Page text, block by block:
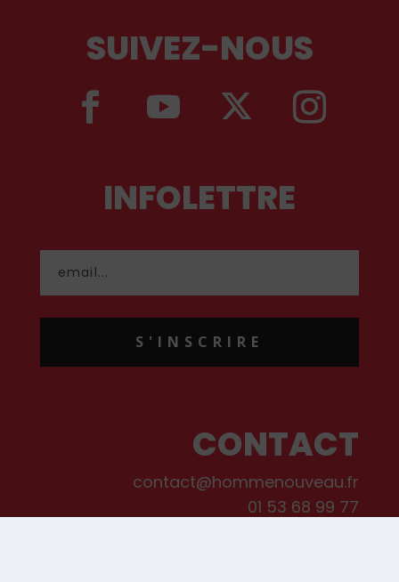
SUIVEZ-NOUS
INFOLETTRE
S'INSCRIRE
CONTACT
contact@hommenouveau.fr
01 53 68 99 77